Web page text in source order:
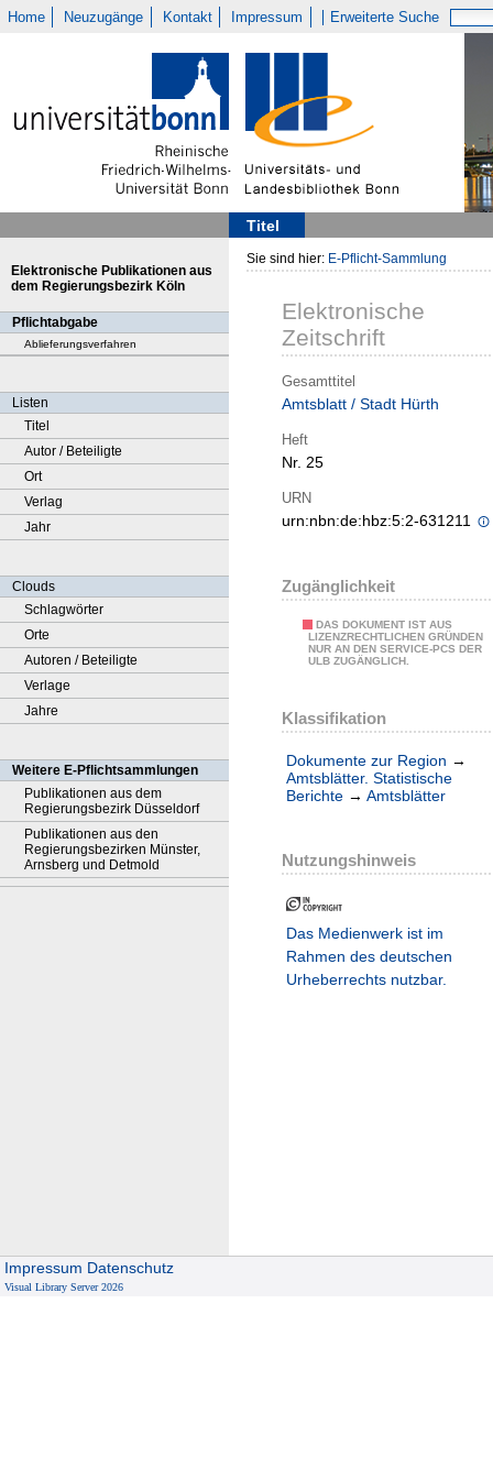
Home Neuzugänge Kontakt Impressum Erweiterte Suche
Titel
Elektronische Publikationen aus
dem Regierungsbezirk Köln
Pflichtabgabe
Ablieferungsverfahren
Listen
Titel
Autor / Beteiligte
Ort
Verlag
Jahr
Clouds
Schlagwörter
Orte
Autoren / Beteiligte
Verlage
Jahre
Weitere E-Pflichtsammlungen
Publikationen aus dem
Regierungsbezirk Düsseldorf
Publikationen aus den
Regierungsbezirken Münster,
Arnsberg und Detmold
Sie sind hier: E-Pflicht-Sammlung
Elektronische
Zeitschrift
Gesamttitel
Amtsblatt / Stadt Hürth
Heft
Nr. 25
URN
urn:nbn:de:hbz:5:2-631211
Zugänglichkeit
DAS DOKUMENT IST AUS
LIZENZRECHTLICHEN GRÜNDEN
NUR AN DEN SERVICE-PCS DER
ULB ZUGÄNGLICH.
Klassifikation
Dokumente zur Region →
Amtsblätter. Statistische
Berichte → Amtsblätter
Nutzungshinweis
Das Medienwerk ist im
Rahmen des deutschen
Urheberrechts nutzbar.
Impressum Datenschutz
Visual Library Server 2026